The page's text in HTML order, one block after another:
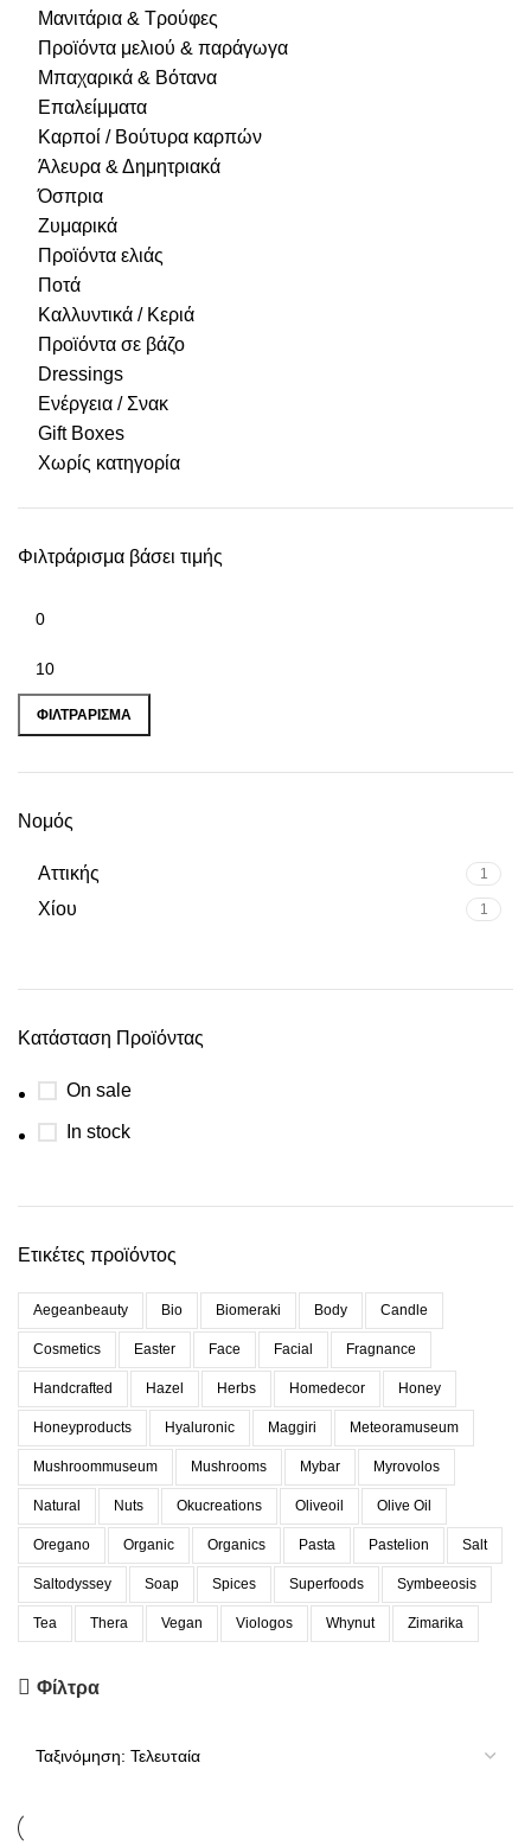
Μανιτάρια & Τρούφες
Προϊόντα μελιού & παράγωγα
Μπαχαρικά & Βότανα
Επαλείμματα
Καρποί / Βούτυρα καρπών
Άλευρα & Δημητριακά
Όσπρια
Ζυμαρικά
Προϊόντα ελιάς
Ποτά
Καλλυντικά / Κεριά
Προϊόντα σε βάζο
Dressings
Ενέργεια / Σνακ
Gift Boxes
Χωρίς κατηγορία
Φιλτράρισμα βάσει τιμής
ΦΙΛΤΡΆΡΙΣΜΑ
Νομός
Αττικής 1
Χίου 1
Κατάσταση Προϊόντας
On sale
In stock
Ετικέτες προϊόντος
Aegeanbeauty Bio Biomeraki Body Candle
Cosmetics Easter Face Facial Fragnance
Handcrafted Hazel Herbs Homedecor Honey
Honeyproducts Hyaluronic Maggiri Meteoramuseum
Mushroommuseum Mushrooms Mybar Myrovolos
Natural Nuts Okucreations Oliveoil Olive Oil
Oregano Organic Organics Pasta Pastelion Salt
Saltodyssey Soap Spices Superfoods Symbeeosis
Tea Thera Vegan Viologos Whynut Zimarika
Φίλτρα